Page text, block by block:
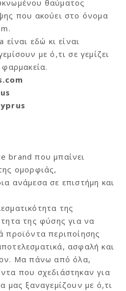
θαύματος
που ακούει στο όνομα
εδώ κι είναι
με ό,τι σε γεμίζει
brand που μπαίνει
ομορφιάς,
ανάμεσα σε επιστήμη και
της
της φύσης για να
προϊόντα περιποίησης
ασφαλή και
Μα πάνω από όλα,
που σχεδιάστηκαν για
μας ξαναγεμίζουν με ό,τι